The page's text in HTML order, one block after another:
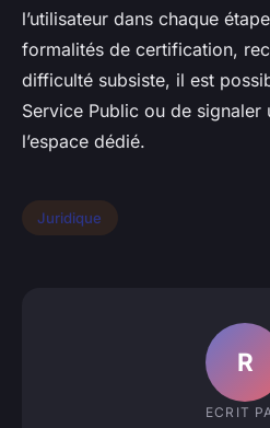
l’utilisateur dans chaque
formalités de certification,
difficulté subsiste, il est
Service Public ou de
l’espace dédié.
Juridique
R
ECRIT